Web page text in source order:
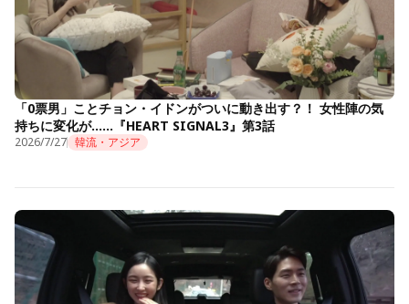
「0票男」ことチョン・イドンがついに動き出す？！ 女性陣の気
持ちに変化が……『HEART SIGNAL3』第3話
2026/7/27 韓流・アジア